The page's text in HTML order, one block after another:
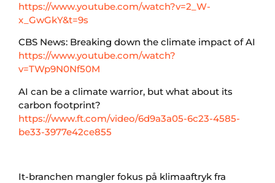
https://www.youtube.com/watch?v=2_W-
x_GwGkY&t=9s
CBS News: Breaking down the climate impact of AI
https://www.youtube.com/watch?
v=TWp9N0Nf50M
AI can be a climate warrior, but what about its
carbon footprint?
https://www.ft.com/video/6d9a3a05-6c23-4585-
be33-3977e42ce855
It-branchen mangler fokus på klimaaftryk fra